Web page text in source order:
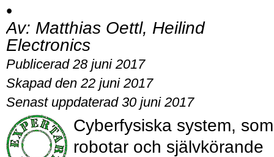
•
Av: Matthias Oettl, Heilind
Electronics
Publicerad 28 juni 2017
Skapad den 22 juni 2017
Senast uppdaterad 30 juni 2017
Cyberfysiska system, som
robotar och självkörande